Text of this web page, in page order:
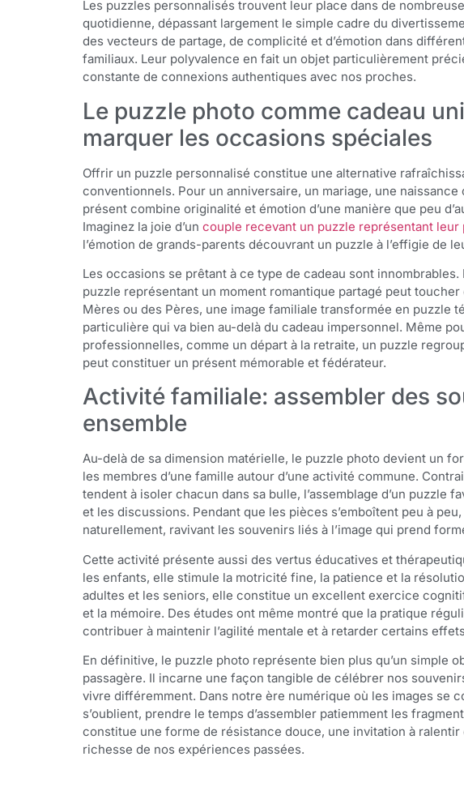
Les puzzles personnalisés trouvent leur place dans de
quotidienne, dépassant largement le simple cadre du
des vecteurs de partage, de complicité et d’émotion dans
familiaux. Leur polyvalence en fait un objet particulièrement
constante de connexions authentiques avec nos proches.
Le puzzle photo comme cadeau
marquer les occasions spéciales
Offrir un puzzle personnalisé constitue une alternative
conventionnels. Pour un anniversaire, un mariage, une
présent combine originalité et émotion d’une manière que peu
Imaginez la joie d’un couple recevant un puzzle représentant leur
l’émotion de grands-parents découvrant un puzzle à l’effigie de
Les occasions se prêtant à ce type de cadeau sont innombrables.
puzzle représentant un moment romantique partagé peut
Mères ou des Pères, une image familiale transformée en puzzle
particulière qui va bien au-delà du cadeau impersonnel. Même
professionnelles, comme un départ à la retraite, un puzzle
peut constituer un présent mémorable et fédérateur.
Activité familiale: assembler des
ensemble
Au-delà de sa dimension matérielle, le puzzle photo devient un
les membres d’une famille autour d’une activité commune.
tendent à isoler chacun dans sa bulle, l’assemblage d’un puzzle
et les discussions. Pendant que les pièces s’emboîtent peu à
naturellement, ravivant les souvenirs liés à l’image qui prend
Cette activité présente aussi des vertus éducatives et
les enfants, elle stimule la motricité fine, la patience et la
adultes et les seniors, elle constitue un excellent exercice
et la mémoire. Des études ont même montré que la pratique
contribuer à maintenir l’agilité mentale et à retarder certains
En définitive, le puzzle photo représente bien plus qu’un simple
passagère. Il incarne une façon tangible de célébrer nos
vivre différemment. Dans notre ère numérique où les images se
s’oublient, prendre le temps d’assembler patiemment les
constitue une forme de résistance douce, une invitation à
richesse de nos expériences passées.